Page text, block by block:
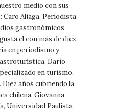
medio con sus
Aliaga, Periodista
gastronómicos.
con más de diez
en periodismo y
Darío
en turismo,
años cubriendo la
chilena. Giovanna
Universidad Paulista